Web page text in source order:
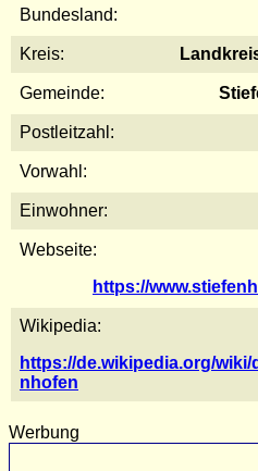
Bundesland:
Kreis:
Gemeinde:
Postleitzahl:
Vorwahl:
Einwohner:
Webseite:
https://
Wikipedia:
https://de.wikipedia.org/wiki/
nhofen
Werbung